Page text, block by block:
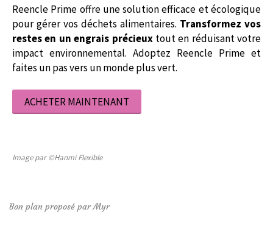
Reencle Prime offre une solution efficace et écologique
pour gérer vos déchets alimentaires. Transformez vos
restes en un engrais précieuxtout en réduisant votre
impact environnemental. Adoptez Reencle Prime et
faites un pas vers un monde plus vert.
ACHETER MAINTENANT
Image par ©Hanmi Flexible
Bon plan proposé par Myr